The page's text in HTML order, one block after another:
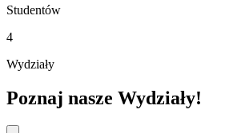
Studentów
4
Wydziały
Poznaj nasze Wydziały!